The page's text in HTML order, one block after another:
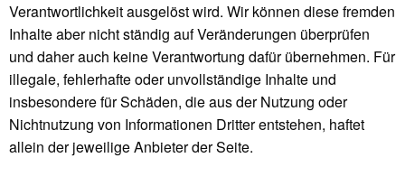
Verantwortlichkeit ausgelöst wird. Wir können diese fremden
Inhalte aber nicht ständig auf Veränderungen überprüfen
und daher auch keine Verantwortung dafür übernehmen. Für
illegale, fehlerhafte oder unvollständige Inhalte und
insbesondere für Schäden, die aus der Nutzung oder
Nichtnutzung von Informationen Dritter entstehen, haftet
allein der jeweilige Anbieter der Seite.